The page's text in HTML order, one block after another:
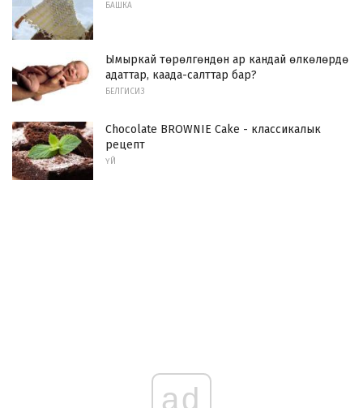
БАШКА
Ымыркай төрөлгөндөн ар кандай өлкөлөрдө
адаттар, каада-салттар бар?
БЕЛГИСИЗ
Chocolate BROWNIE Cake - классикалык
рецепт
ҮЙ
ad